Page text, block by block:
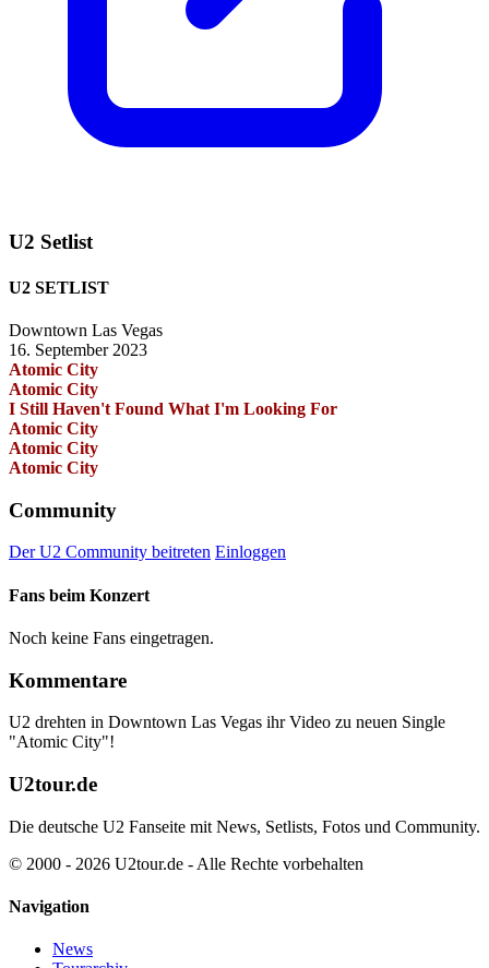
U2 Setlist
U2 SETLIST
Downtown Las Vegas
16. September 2023
Atomic City
Atomic City
I Still Haven't Found What I'm Looking For
Atomic City
Atomic City
Atomic City
Community
Der U2 Community beitreten Einloggen
Fans beim Konzert
Noch keine Fans eingetragen.
Kommentare
U2 drehten in Downtown Las Vegas ihr Video zu neuen Single
"Atomic City"!
U2tour.de
Die deutsche U2 Fanseite mit News, Setlists, Fotos und Community.
© 2000 - 2026 U2tour.de - Alle Rechte vorbehalten
Navigation
News